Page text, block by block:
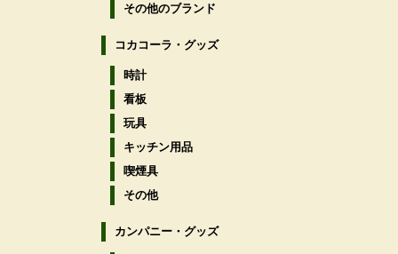
その他のブランド
コカコーラ・グッズ
時計
看板
玩具
キッチン用品
喫煙具
その他
カンパニー・グッズ